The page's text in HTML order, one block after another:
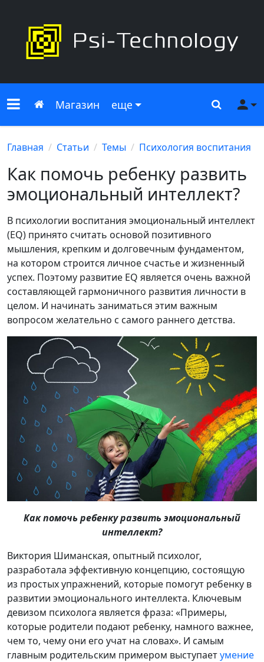
Меню сайта
Главная
Магазин еще Поиск
Главная Статьи Темы Психология воспитания
Как помочь ребенку развить
эмоциональный интеллект?
В психологии воспитания эмоциональный интеллект
(EQ) принято считать основой позитивного
мышления, крепким и долговечным фундаментом,
на котором строится личное счастье и жизненный
успех. Поэтому развитие EQ является очень важной
составляющей гармоничного развития личности в
целом. И начинать заниматься этим важным
вопросом желательно с самого раннего детства.
Как помочь ребенку развить эмоциональный
интеллект?
Виктория Шиманская, опытный психолог,
разработала эффективную концепцию, состоящую
из простых упражнений, которые помогут ребенку в
развитии эмоционального интеллекта. Ключевым
девизом психолога является фраза: «Примеры,
которые родители подают ребенку, намного важнее,
чем то, чему они его учат на словах». И самым
главным родительским примером выступаетумение